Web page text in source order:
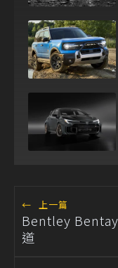
← 上一篇
Bentley
道